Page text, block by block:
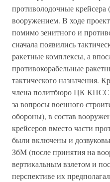
противолодочные
вооружением. В ходе
помимо зенитного и
сначала появились
ракетные комплексы, а
противокорабельные
тактического назначения.
члена политбюро ЦК КПСС
за вопросы военного
обороны), в состав
крейсеров вместо части
были включены и
ЗбМ (после принятия на
вертикальным взлетом и
перспективе их